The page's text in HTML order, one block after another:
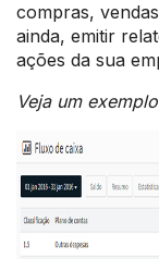
compras,
ainda, emitir
ações da sua
Veja um